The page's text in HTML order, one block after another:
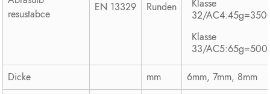
resustabce
EN 13329 Runden
Klasse
32/
Klasse
33/
Dicke mm 6mm, 7mm, 8mm